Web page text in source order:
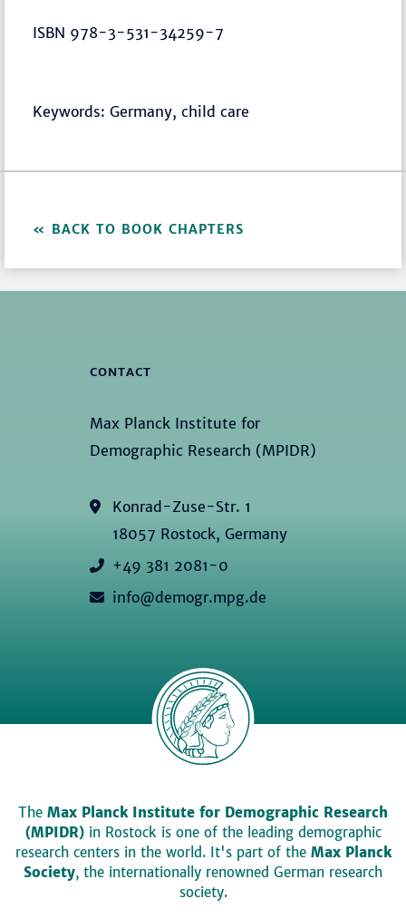
ISBN 978-3-531-34259-7
Keywords: Germany, child care
BACK TO BOOK CHAPTERS
CONTACT
Max Planck Institute for
Demographic Research (MPIDR)
Konrad-Zuse-Str. 1
18057 Rostock, Germany
+49 381 2081-0
info@demogr.mpg.de
The Max Planck Institute for Demographic Research
(MPIDR)in Rostock is one of the leading demographic
research centers in the world. It's part of the Max Planck
Society, the internationally renowned German research
society.